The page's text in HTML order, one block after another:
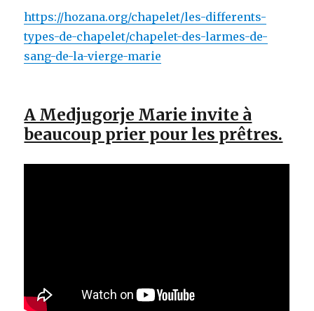
https://hozana.org/chapelet/les-differents-
types-de-chapelet/chapelet-des-larmes-de-
sang-de-la-vierge-marie
A Medjugorje Marie invite à
beaucoup prier pour les prêtres.